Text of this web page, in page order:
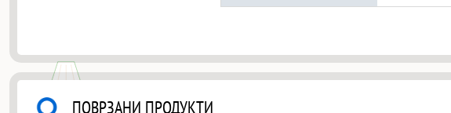
ПОВРЗАНИ ПРОДУКТИ